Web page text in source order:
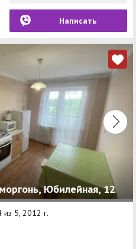
Написать
Юбилейная, 12
из 5, 2012 г.